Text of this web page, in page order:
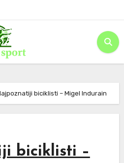
biciklisti – Migel Indurain
biciklisti –